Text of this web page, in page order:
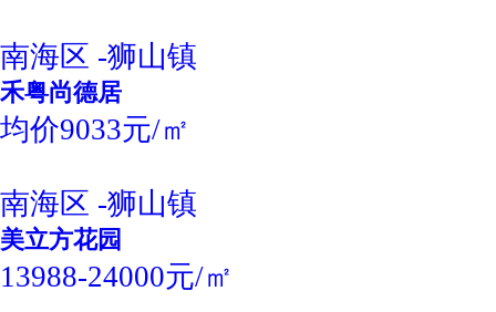
南海区 -狮山镇
禾粤尚德居
均价9033元/㎡
南海区 -狮山镇
美立方花园
13988-24000元/㎡